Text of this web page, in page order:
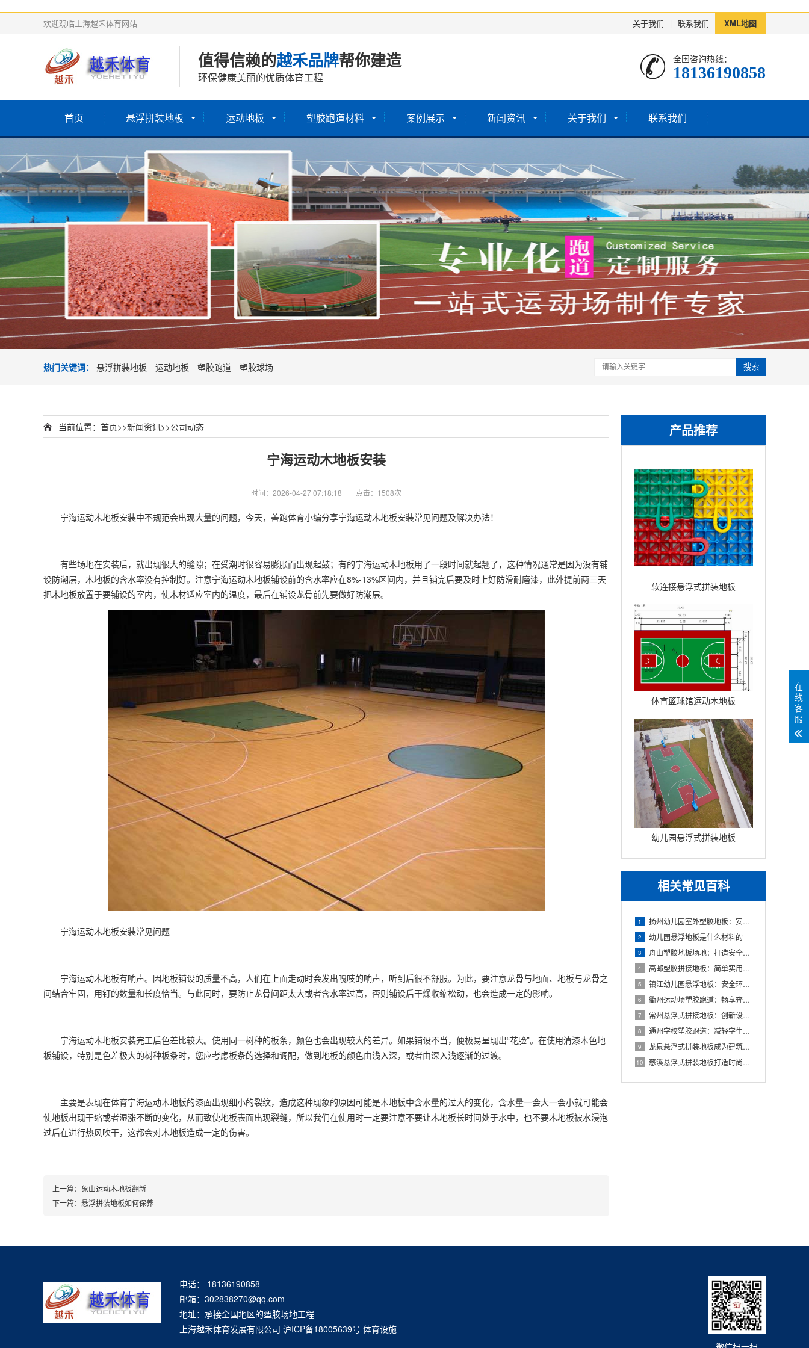
关于我们 联系我们 XML地图
欢迎观临上海越禾体育网站
值得信赖的越禾品牌帮你建造
环保健康美丽的优质体育工程
全国咨询热线：
18136190858
首页 悬浮拼装地板 运动地板 塑胶跑道材料 案例展示 新闻资讯 关于我们 联系我们
热门关键词： 悬浮拼装地板 运动地板 塑胶跑道 塑胶球场 搜索
产品推荐
软连接悬浮式拼装地板
体育篮球馆运动木地板
幼儿园悬浮式拼装地板
相关常见百科
1 扬州幼儿园室外塑胶地板：安全环保的儿童游玩选择
2 幼儿园悬浮地板是什么材料的
3 舟山塑胶地板场地：打造安全舒适的运动空间
4 高邮塑胶拼接地板：简单实用的地面装饰选择
5 镇江幼儿园悬浮地板：安全环保的孩子专属游乐场
6 衢州运动场塑胶跑道：畅享奔跑的快乐，健康成长的舞台
7 常州悬浮式拼接地板：创新设计，简化装修流程
8 通州学校塑胶跑道：减轻学生运动负荷，提高身心健康
9 龙泉悬浮式拼装地板成为建筑工程设计的全新选择
10 慈溪悬浮式拼装地板打造时尚优质的室内环境
当前位置： 首页>>新闻资讯>>公司动态
宁海运动木地板安装
时间：2026-04-27 07:18:18 点击：1508次
宁海运动木地板安装中不规范会出现大量的问题，今天，善跑体育小编分享宁海运动木地板安装常见问题及解决办法！
有些场地在安装后，就出现很大的缝隙；在受潮时很容易膨胀而出现起鼓；有的宁海运动木地板用了一段时间就起翘了，这种情况通常是因为没有铺
设防潮层，木地板的含水率没有控制好。注意宁海运动木地板铺设前的含水率应在8%-13%区间内，并且铺完后要及时上好防滑耐磨漆，此外提前两三天
把木地板放置于要铺设的室内，使木材适应室内的温度，最后在铺设龙骨前先要做好防潮层。
宁海运动木地板安装常见问题
宁海运动木地板有响声。因地板铺设的质量不高，人们在上面走动时会发出嘎吱的响声，听到后很不舒服。为此，要注意龙骨与地面、地板与龙骨之
间结合牢固，用钉的数量和长度恰当。与此同时，要防止龙骨间距太大或者含水率过高，否则铺设后干燥收缩松动，也会造成一定的影响。
宁海运动木地板安装完工后色差比较大。使用同一树种的板条，颜色也会出现较大的差异。如果铺设不当，便极易呈现出“花脸”。在使用清漆木色地
板铺设，特别是色差极大的树种板条时，您应考虑板条的选择和调配，做到地板的颜色由浅入深，或者由深入浅逐渐的过渡。
主要是表现在体育宁海运动木地板的漆面出现细小的裂纹，造成这种现象的原因可能是木地板中含水量的过大的变化，含水量一会大一会小就可能会
使地板出现干缩或者湿涨不断的变化，从而致使地板表面出现裂缝，所以我们在使用时一定要注意不要让木地板长时间处于水中，也不要木地板被水浸泡
过后在进行热风吹干，这都会对木地板造成一定的伤害。
上一篇： 象山运动木地板翻新
下一篇： 悬浮拼装地板如何保养
电话： 18136190858
邮箱：302838270@qq.com
地址：承接全国地区的塑胶场地工程
上海越禾体育发展有限公司 沪ICP备18005639号 体育设施
在
线
客
服